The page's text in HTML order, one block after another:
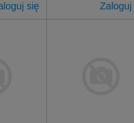
się Zaloguj